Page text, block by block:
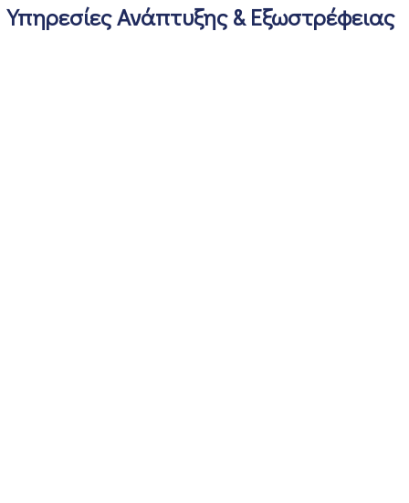
Υπηρεσίες Ανάπτυξης & Εξωστρέφειας